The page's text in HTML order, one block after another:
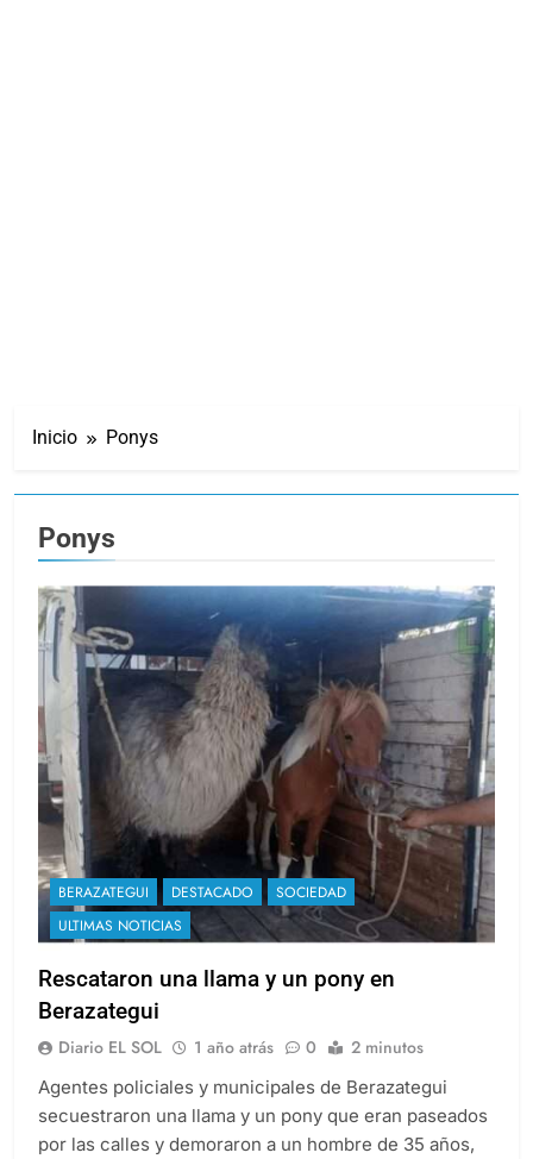
Inicio Ponys
Ponys
BERAZATEGUI DESTACADO
SOCIEDAD
ULTIMAS NOTICIAS
Rescataron una llama y un pony en
Berazategui
Diario EL SOL 1 año atrás 0 2 minutos
Agentes policiales y municipales de Berazategui
secuestraron una llama y un pony que eran paseados
por las calles y demoraron a un hombre de 35 años,